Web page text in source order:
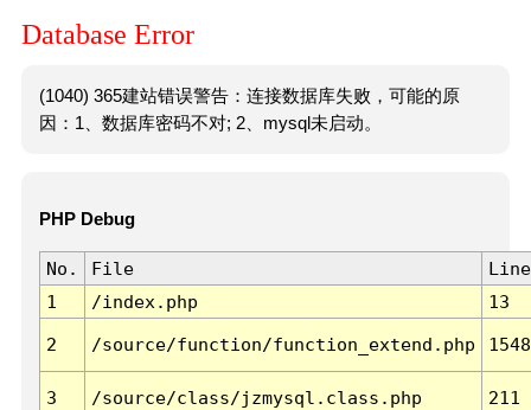
Database Error
(1040) 365建站错误警告：连接数据库失败，可能的原
因：1、数据库密码不对; 2、mysql未启动。
PHP Debug
No. File
Line
1
/index.php 13
2 /source/function/function_extend.php 1548
3 /source/class/jzmysql.class.php 211